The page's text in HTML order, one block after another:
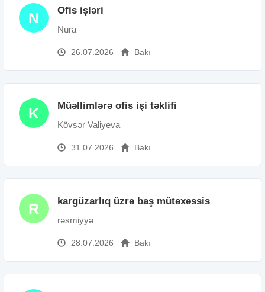
N Ofis işləri
Nura
26.07.2026 Bakı
K Müəllimlərə ofis işi təklifi
Kövsər Valiyeva
31.07.2026 Bakı
R kargüzarlıq üzrə baş mütəxəssis
rəsmiyyə
28.07.2026 Bakı